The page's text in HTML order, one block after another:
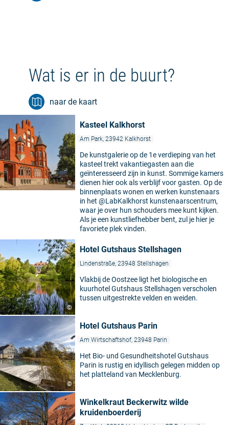
Wat is er in de buurt?
naar de kaart
©
Kasteel Kalkhorst
Am Park, 23942 Kalkhorst
De kunstgalerie op de 1e verdieping van het
kasteel trekt vakantiegasten aan die
geïnteresseerd zijn in kunst. Sommige kamers
dienen hier ook als verblijf voor gasten. Op de
binnenplaats wonen en werken kunstenaars
in het @LabKalkhorst kunstenaarscentrum,
waar je over hun schouders mee kunt kijken.
Als je een kunstliefhebber bent, zul je hier je
favoriete plek vinden.
©
Hotel Gutshaus Stellshagen
Lindenstraße, 23948 Stellshagen
Vlakbij de Oostzee ligt het biologische en
kuurhotel Gutshaus Stellshagen verscholen
tussen uitgestrekte velden en weiden.
©
Hotel Gutshaus Parin
Am Wirtschaftshof, 23948 Parin
Het Bio- und Gesundheitshotel Gutshaus
Parin is rustig en idyllisch gelegen midden op
het platteland van Mecklenburg.
Winkelkraut Beckerwitz wilde
kruidenboerderij